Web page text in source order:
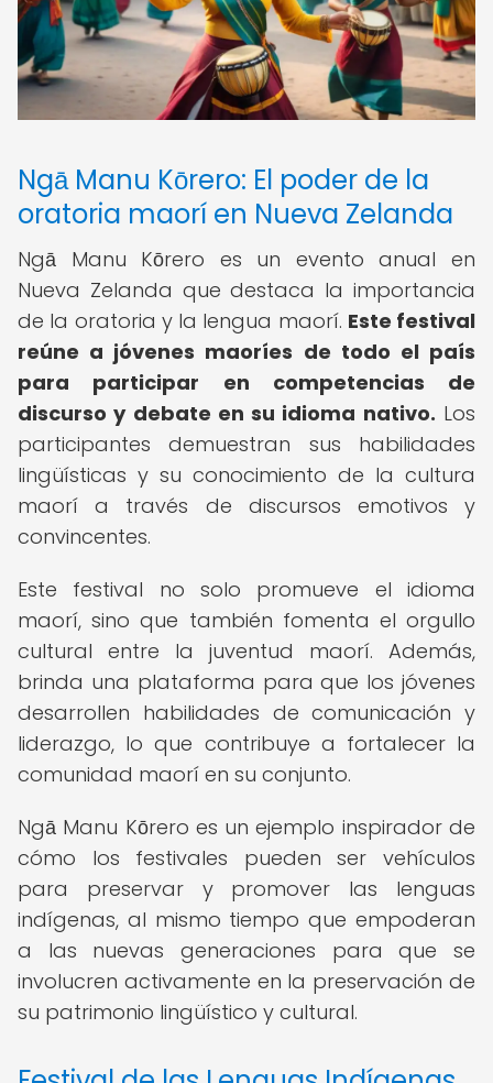
Ngā Manu Kōrero: El poder de la
oratoria maorí en Nueva Zelanda
Ngā Manu Kōrero es un evento anual en
Nueva Zelanda que destaca la importancia
de la oratoria y la lengua maorí. Este festival
reúne a jóvenes maoríes de todo el país
para participar en competencias de
discurso y debate en su idioma nativo. Los
participantes demuestran sus habilidades
lingüísticas y su conocimiento de la cultura
maorí a través de discursos emotivos y
convincentes.
Este festival no solo promueve el idioma
maorí, sino que también fomenta el orgullo
cultural entre la juventud maorí. Además,
brinda una plataforma para que los jóvenes
desarrollen habilidades de comunicación y
liderazgo, lo que contribuye a fortalecer la
comunidad maorí en su conjunto.
Ngā Manu Kōrero es un ejemplo inspirador de
cómo los festivales pueden ser vehículos
para preservar y promover las lenguas
indígenas, al mismo tiempo que empoderan
a las nuevas generaciones para que se
involucren activamente en la preservación de
su patrimonio lingüístico y cultural.